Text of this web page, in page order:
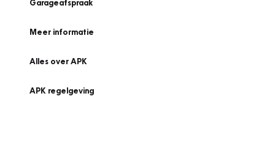
Garageafspraak
Meer informatie
Alles over APK
APK regelgeving